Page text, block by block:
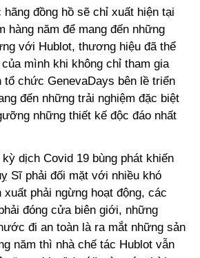
đồng hồ sẽ chỉ xuất hiện tại
hàng năm để mang đến những
với Hublot, thương hiệu đã thể
mình khi không chỉ tham gia
tổ chức GenevaDays bên lề triển
đến những trải nghiệm đặc biệt
những thiết kế độc đáo nhất
dịch Covid 19 bùng phát khiến
Sĩ phải đối mặt với nhiều khó
xuất phải ngừng hoạt động, các
đóng cửa biên giới, những
đi an toàn là ra mắt những sản
năm thì nhà chế tác Hublot vẫn